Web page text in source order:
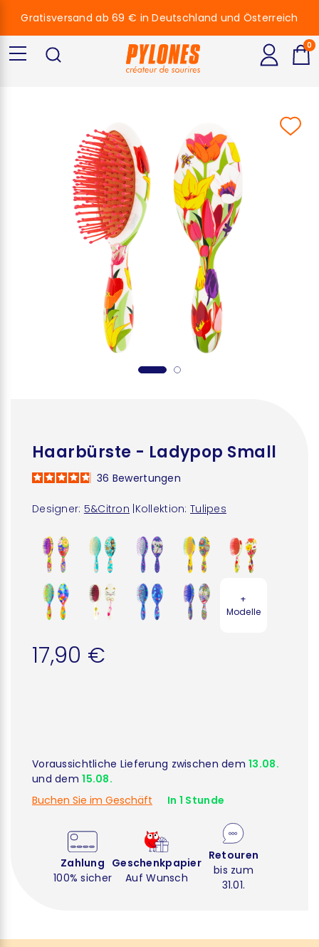
Haarbürste - Ladypop Small
Designer: 5&Citron Kollektion: Tulipes
36 Bewertungen
+
Modelle
17,90 €
Voraussichtliche Lieferung zwischen dem13.08.
und dem15.08.
Buchen Sie im Geschäft
In 1 Stunde
Zahlung
100% sicher
Geschenkpapier
Auf Wunsch
Retouren
bis zum
31.01.
Gratisversand ab 69 € in Deutschland und Österreich
0